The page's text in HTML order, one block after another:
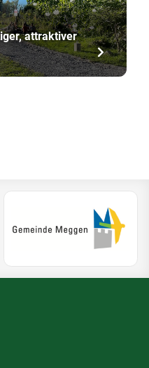
attraktiver